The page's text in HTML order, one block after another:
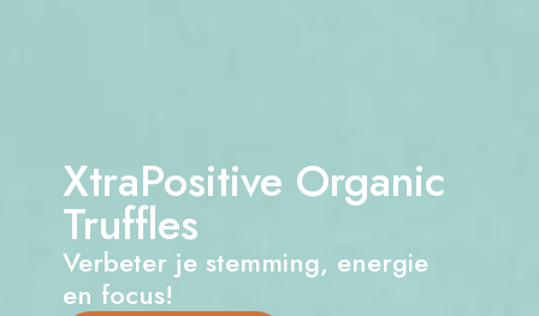
XtraPositive Organic
Truffles
Verbeter je stemming, energie
en focus!